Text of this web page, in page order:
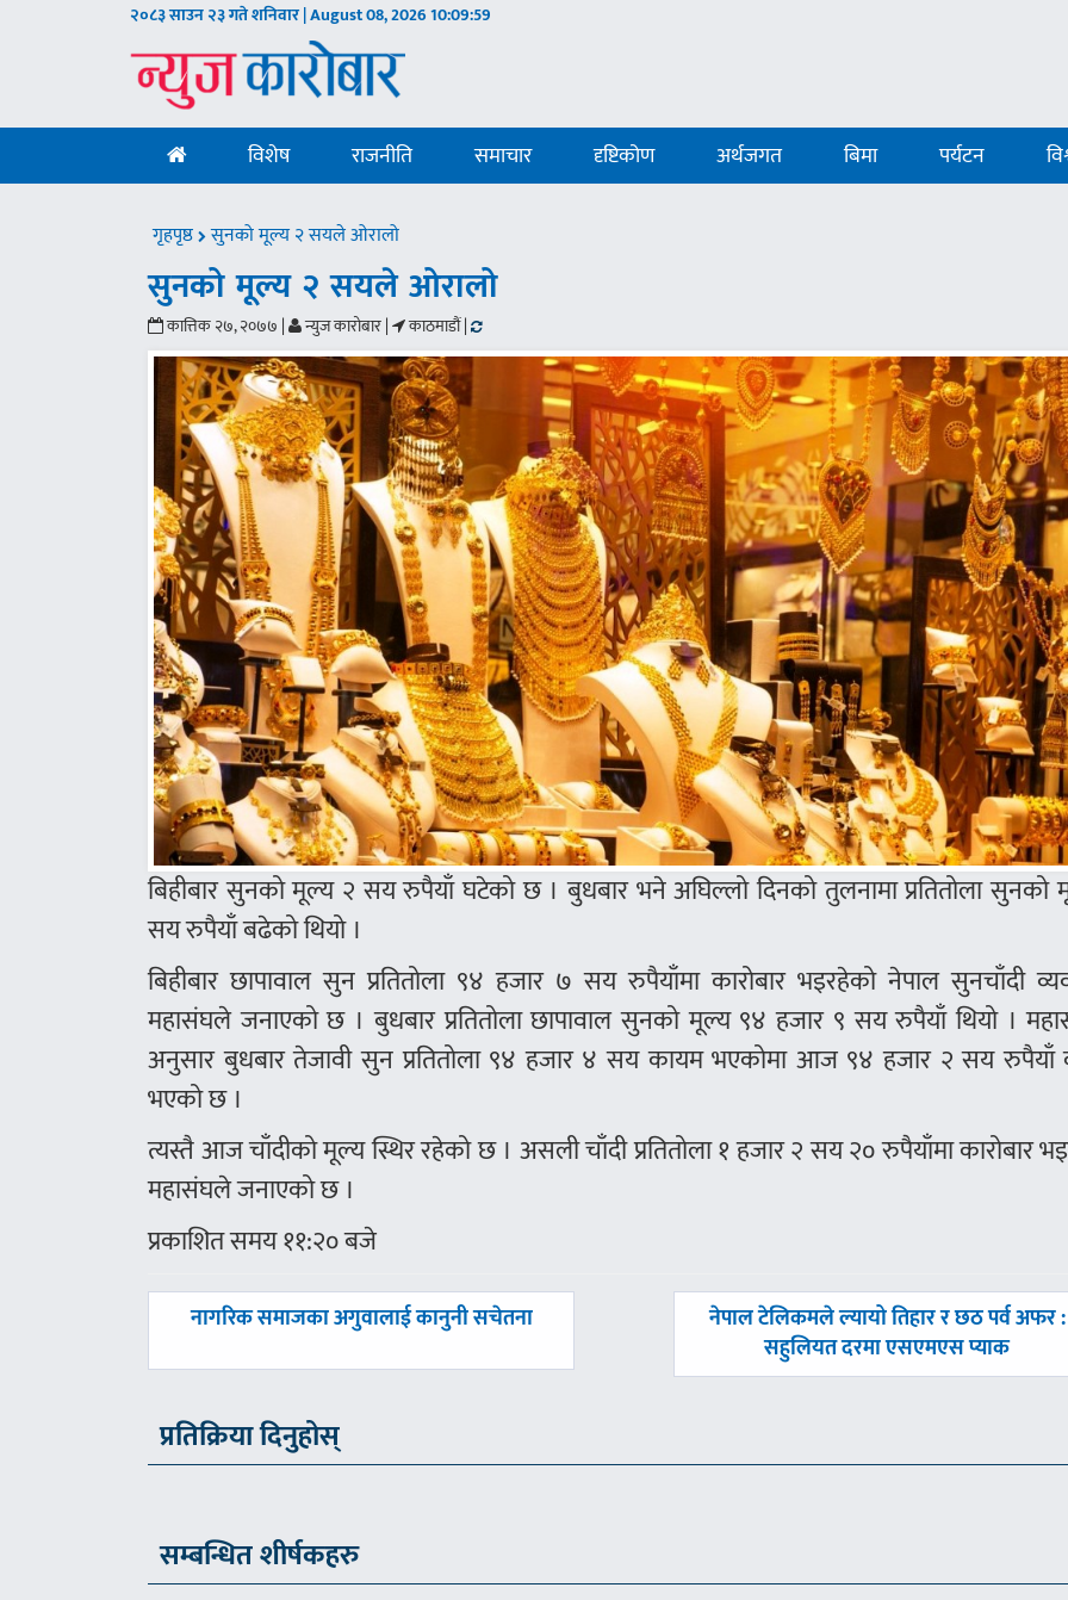
२०८३ साउन २३ गते शनिवार | August 08, 202610:10:00
विशेष राजनीति समाचार दृष्टिकोण अर्थजगत बिमा पर्यटन
गृहपृष्ठ सुनको मूल्य २ सयले ओरालो
सुनको मूल्य २ सयले ओरालो
कात्तिक २७, २०७७ | न्युज कारोबार | काठमाडौं |
बिहीबार सुनको मूल्य २ सय रुपैयाँ घटेको छ । बुधबार भने अघिल्लो दिनको तुलनामा प्रतितोला सुनको
सय रुपैयाँ बढेको थियो ।
बिहीबार छापावाल सुन प्रतितोला ९४ हजार ७ सय रुपैयाँमा कारोबार भइरहेको नेपाल सुनचाँदी
महासंघले जनाएको छ । बुधबार प्रतितोला छापावाल सुनको मूल्य ९४ हजार ९ सय रुपैयाँ थियो ।
अनुसार बुधबार तेजावी सुन प्रतितोला ९४ हजार ४ सय कायम भएकोमा आज ९४ हजार २ सय रुपैयाँ
भएको छ ।
त्यस्तै आज चाँदीको मूल्य स्थिर रहेको छ । असली चाँदी प्रतितोला १ हजार २ सय २० रुपैयाँमा कारोबार
महासंघले जनाएको छ ।
प्रकाशित समय ११:२० बजे
पछिल्लाे
नागरिक समाजका अगुवालाई कानुनी सचेतना
अघिल्लाे
नेपाल टेलिकमले ल्यायो तिहार र छठ पर्व अफर :
सहुलियत दरमा एसएमएस प्याक
प्रतिक्रिया दिनुहोस्
सम्बन्धित शीर्षकहरु